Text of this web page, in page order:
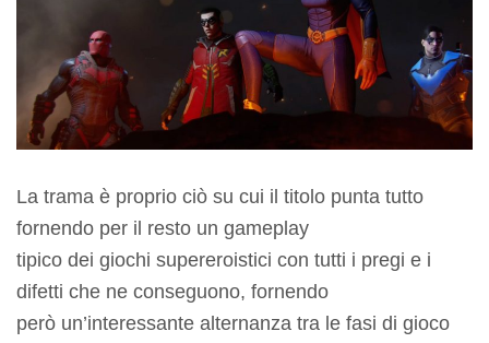
La trama è proprio ciò su cui il titolo punta tutto
fornendo per il resto un gameplay
tipico dei giochi supereroistici con tutti i pregi e i
difetti che ne conseguono, fornendo
però un’interessante alternanza tra le fasi di gioco